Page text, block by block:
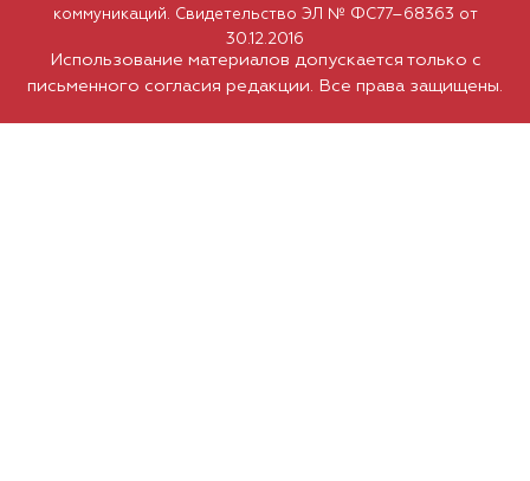
Использование материалов допускается только с
письменного согласия редакции. Все права защищены.
коммуникаций. Свидетельство ЭЛ № ФС77–68363 от
30.12.2016